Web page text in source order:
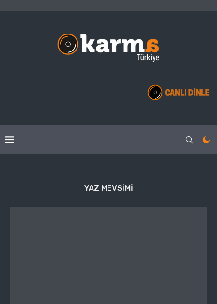
YAZ MEVSIMI